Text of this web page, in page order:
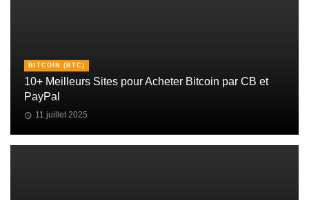
BITCOIN (BTC)
10+ Meilleurs Sites pour Acheter Bitcoin par CB et
PayPal
11 juillet 2025